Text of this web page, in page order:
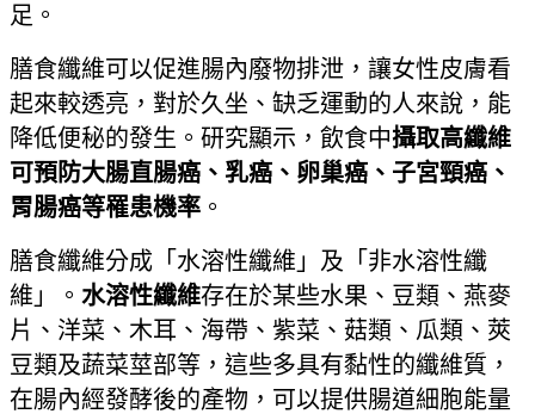
足。
膳食纖維可以促進腸內廢物排泄，讓女性皮膚看
起來較透亮，對於久坐、缺乏運動的人來說，能
降低便秘的發生。研究顯示，飲食中攝取高纖維
可預防大腸直腸癌、乳癌、卵巢癌、子宮頸癌、
胃腸癌等罹患機率 。
膳食纖維分成「水溶性纖維」及「非水溶性纖
維」。 水溶性纖維存在於某些水果、豆類、燕麥
片、洋菜、木耳、海帶、紫菜、菇類、瓜類、莢
豆類及蔬菜莖部等，這些多具有黏性的纖維質，
在腸內經發酵後的產物，可以提供腸道細胞能量